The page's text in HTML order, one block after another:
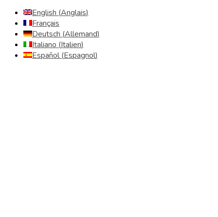
English (Anglais)
Français
Deutsch (Allemand)
Italiano (Italien)
Español(Espagnol)